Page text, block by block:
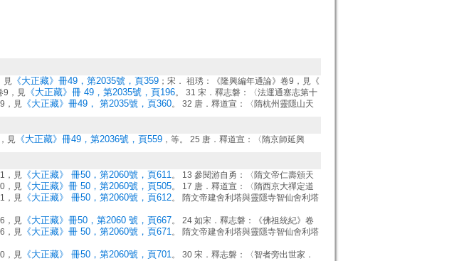
見《大正藏》冊49，第2035號，頁359；宋． 祖琇：《隆興編年通論》卷9，見《
9，見《大正藏》冊 49，第2035號，頁196。 31 宋．釋志磐：〈法運通塞志第十
，見《大正藏》冊49， 第2035號，頁360。 32 唐．釋道宣：〈隋杭州靈隱山天
見《大正藏》冊49，第2036號，頁559，等。 25 唐．釋道宣：〈隋京師延興
，見《大正藏》 冊50，第2060號，頁611。 13 參閱游自勇：〈隋文帝仁壽頒天
，見《大正藏》冊 50，第2060號，頁505。 17 唐．釋道宣：〈隋西京大禪定道
，見《大正藏》 冊50，第2060號，頁612。 隋文帝建舍利塔與靈隱寺智仙舍利塔
，見《大正藏》冊50，第2060 號，頁667。 24 如宋．釋志磐：《佛祖統紀》卷
，見《大正藏》冊 50，第2060號，頁671。 隋文帝建舍利塔與靈隱寺智仙舍利塔
，見《大正藏》 冊50，第2060號，頁701。 30 宋．釋志磐：〈智者旁出世家．